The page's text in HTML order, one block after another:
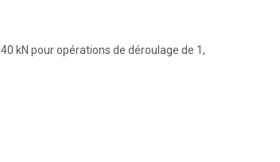
kN pour opérations de déroulage de 1,